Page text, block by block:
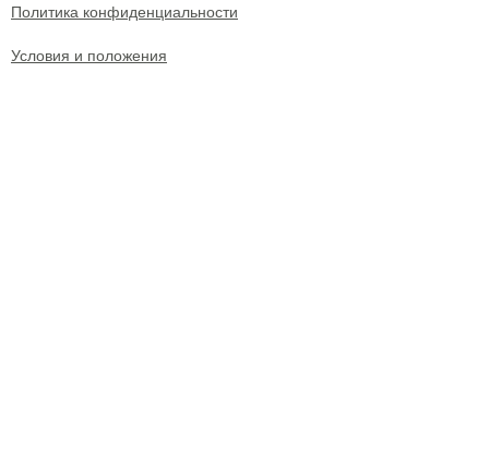
Политика конфиденциальности
Условия и положения